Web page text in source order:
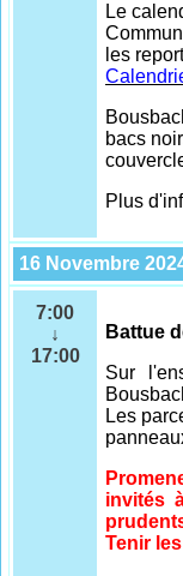
Le
les
bacs
Plus
16 Novembre
7:00
↓
17:00
Battue
Sur
Les
invités
Tenir